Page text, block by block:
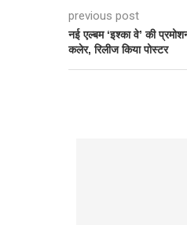
previous post
नई एल्बम ‘इश्का वे’ की
कलेर, रिलीज किया पोस्टर